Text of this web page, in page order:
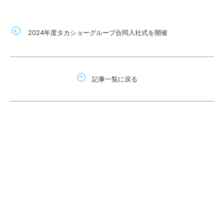
2024年度タカショーグループ合同入社式を開催
記事一覧に戻る